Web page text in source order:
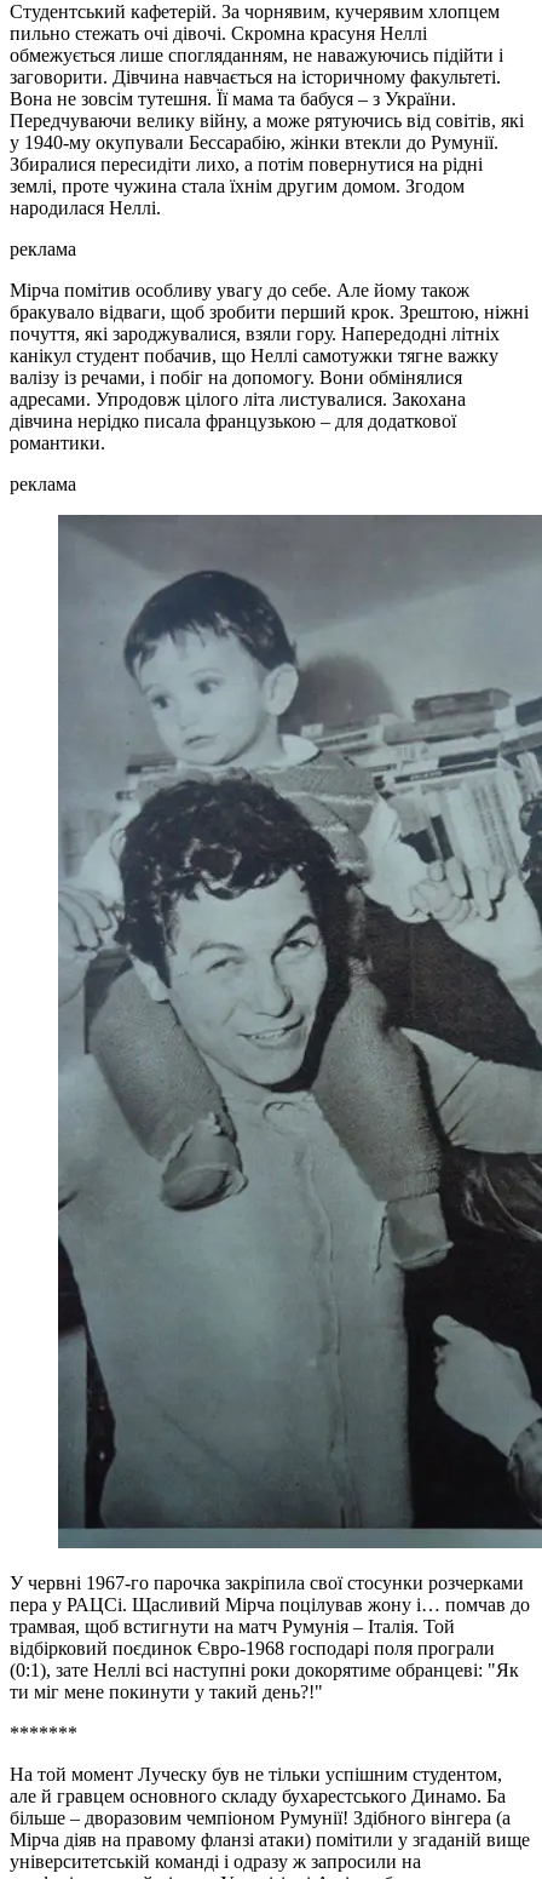
Студентський кафетерій. За чорнявим, кучерявим хлопцем
пильно стежать очі дівочі. Скромна красуня Неллі
обмежується лише спогляданням, не наважуючись підійти і
заговорити. Дівчина навчається на історичному факультеті.
Вона не зовсім тутешня. Її мама та бабуся – з України.
Передчуваючи велику війну, а може рятуючись від совітів, які
у 1940-му окупували Бессарабію, жінки втекли до Румунії.
Збиралися пересидіти лихо, а потім повернутися на рідні
землі, проте чужина стала їхнім другим домом. Згодом
народилася Неллі.
реклама
Мірча помітив особливу увагу до себе. Але йому також
бракувало відваги, щоб зробити перший крок. Зрештою, ніжні
почуття, які зароджувалися, взяли гору. Напередодні літніх
канікул студент побачив, що Неллі самотужки тягне важку
валізу із речами, і побіг на допомогу. Вони обмінялися
адресами. Упродовж цілого літа листувалися. Закохана
дівчина нерідко писала французькою – для додаткової
романтики.
реклама
У червні 1967-го парочка закріпила свої стосунки розчерками
пера у РАЦСі. Щасливий Мірча поцілував жону і… помчав до
трамвая, щоб встигнути на матч Румунія – Італія. Той
відбірковий поєдинок Євро-1968 господарі поля програли
(0:1), зате Неллі всі наступні роки докорятиме обранцеві: "Як
ти міг мене покинути у такий день?!"
*******
На той момент Луческу був не тільки успішним студентом,
але й гравцем основного складу бухарестського Динамо. Ба
більше – дворазовим чемпіоном Румунії! Здібного вінгера (а
Мірча діяв на правому фланзі атаки) помітили у згаданій вище
університетській команді і одразу ж запросили на